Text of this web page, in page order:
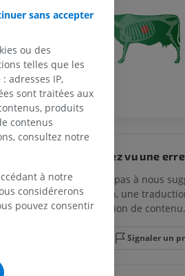
Vous avez vu une
N’hésitez pas à nous
correction, une
amélioration de contenu.
Signaler un
sans accepter
ou des
telles que les
adresses IP,
sont traitées aux
produits
contenus
consultez notre
à notre
considérerons
pouvez consentir